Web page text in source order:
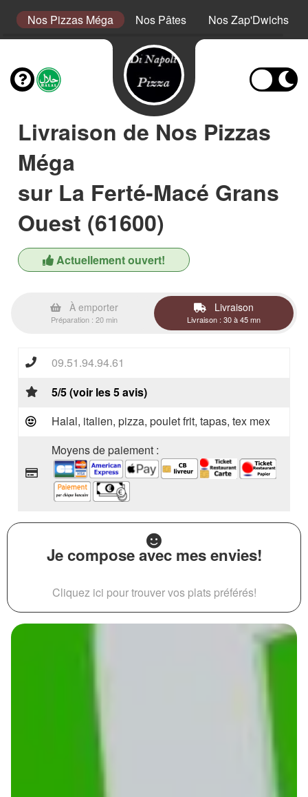
Nos Pizzas Méga Nos Pâtes Nos Zap'Dwichs
Livraison de Nos Pizzas
Méga
sur La Ferté-Macé Grans
Ouest (61600)
Actuellement ouvert!
À emporter
Préparation : 20 min
Livraison
Livraison : 30 à 45 mn
09.51.94.94.61
5/5 (voir les 5 avis)
Halal, italien, pizza, poulet frit, tapas, tex mex
Moyens de paiement :
Je compose avec mes envies!
Cliquez ici pour trouver vos plats préférés!